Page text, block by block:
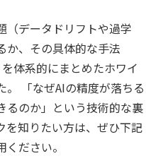
（データドリフトや過学
か、その具体的な手法
を体系的にまとめたホワイ
。 「なぜAIの精度が落ちる
るのか」という技術的な裏
を知りたい方は、ぜひ下記
ださい。